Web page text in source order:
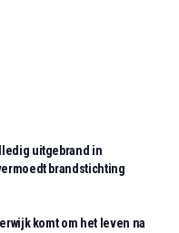
uitgebrand in
brandstichting
komt om het leven na